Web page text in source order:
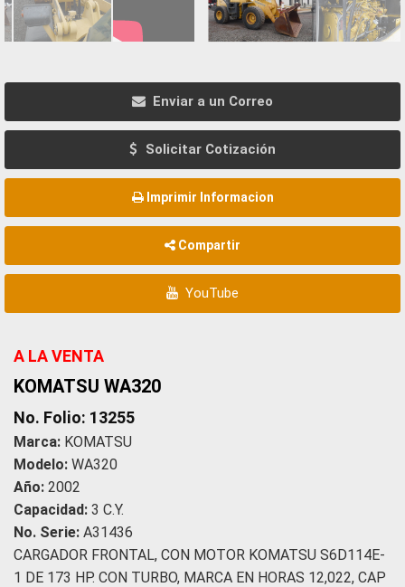
Enviar a un Correo
Solicitar Cotización
Imprimir Informacion
Compartir
YouTube
A LA VENTA
KOMATSU WA320
No. Folio: 13255
Marca: KOMATSU
Modelo: WA320
Año: 2002
Capacidad: 3 C.Y.
No. Serie: A31436
CARGADOR FRONTAL, CON MOTOR KOMATSU S6D114E-
1 DE 173 HP. CON TURBO, MARCA EN HORAS 12,022, CAP